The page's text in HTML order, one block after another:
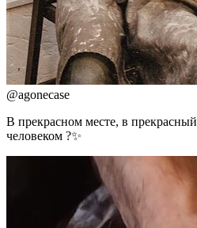
@agonecase
В прекрасном месте, в
человеком ?✨